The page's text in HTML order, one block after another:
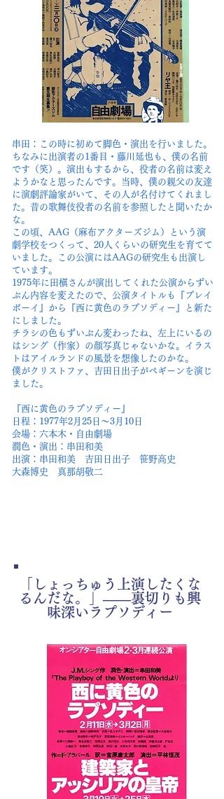
串田：この時に初めて脚色・演出を行いました。
ちなみに出演者の1番目・藤川延也も、僕の名前
です（笑）。演出もするから、役者の名前は変え
ようかなと思ったんです。当時、僕の親父の友達
に演劇評論家がいて、その人が名付けてくれまし
た。昔の歌舞伎役者の名前を参照したと聞いたか
な。
この頃、AAG（麻布アクターズジム）という演
劇学校をつくって、20人くらいの研究生を育てて
いました。この公演にはAAGの研究生も出演し
ています。
1975年に田槇さんが演出してくれた公演からずい
ぶん内容を変えたので、公演タイトルも『プレイ
ボーイ』から『西に黄色のラプソディー』と新た
にしました。
チラシの色もずいぶん変わったね、左上にいるの
はシング（作家）の顔写真じゃないかな。イラス
トはアイルランドの風景を想像したのかな。
僕がクリストファ、吉田日出子がペギーンを演じ
ました。
『西に黄色のラプソディー』
日程：1977年2月25日～3月10日
会場：六本木・自由劇場
潤色・演出：串田和美
出演：串田和美 吉田日出子 笹野高史
大森博史 真那胡敬二
​「しょっちゅう上演したくな
るんだな。」――裏切りも興
味深いラプソディー